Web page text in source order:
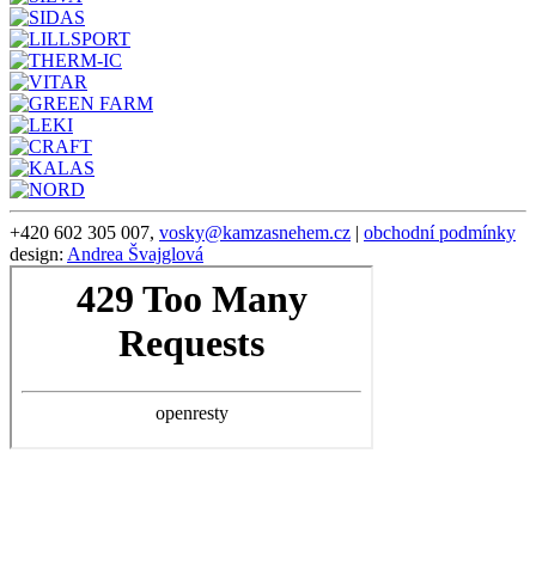
+420 602 305 007, vosky@kamzasnehem.cz | obchodní podmínky
design: Andrea Švajglová